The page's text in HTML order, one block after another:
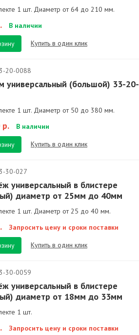
1 шт. Диаметр от 64 до 210 мм.
В наличии
Купить в один клик
20-0088
универсальный (большой) 33-20-
1 шт. Диаметр от 50 до 380 мм.
р. В наличии
Купить в один клик
30-027
универсальный в блистере
диаметр от 25мм до 40мм
1 шт. Диаметр от 25 до 40 мм.
Запросить цену и сроки поставки
Купить в один клик
30-0059
универсальный в блистере
диаметр от 18мм до 33мм
1 шт.
Запросить цену и сроки поставки